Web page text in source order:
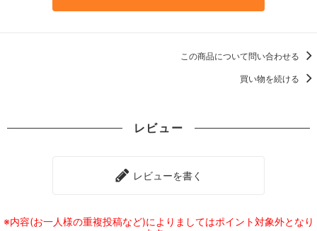
この商品について問い合わせる
買い物を続ける
レビュー
レビューを書く
※内容(お一人様の重複投稿など)によりましてはポイント対象外となり